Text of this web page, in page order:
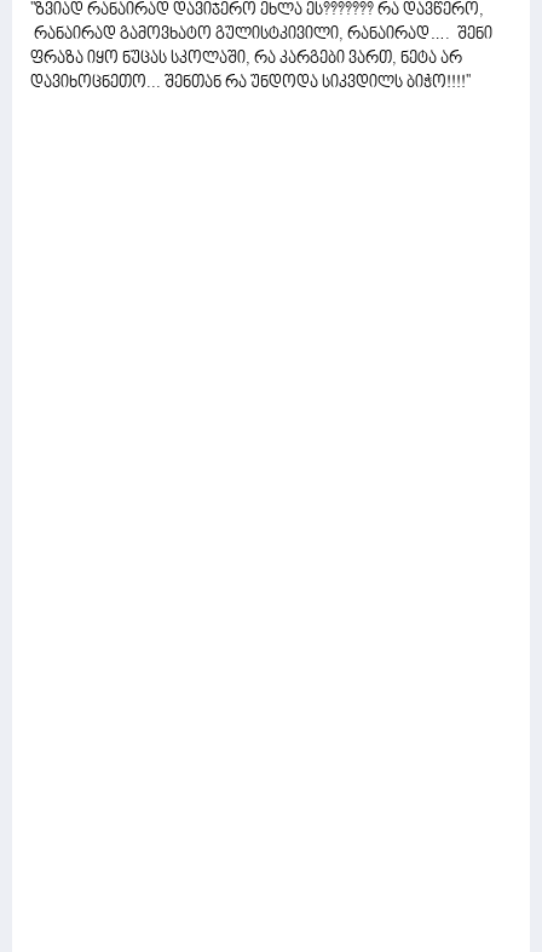
''ზვიად რანაირად დავიჯერო ეხლა ეს??????? რა დავწერო,
რანაირად გამოვხატო გულისტკივილი, რანაირად…. შენი
ფრაზა იყო ნუცას სკოლაში, რა კარგები ვართ, ნეტა არ
დავიხოცნეთო... შენთან რა უნდოდა სიკვდილს ბიჭო!!!!''